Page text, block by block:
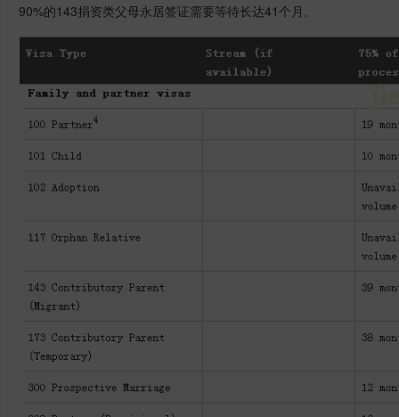
90%的143捐资类父母永居签证需要等待长达41个月。